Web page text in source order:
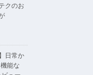
クのお
日常か
能な